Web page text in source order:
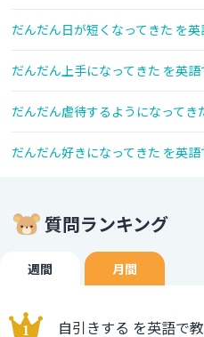
だんだん日が短くなってきた を
だんだん上手になってきた を英語
だんだん虐待するようになってき
だんだん好きになってきた を英語
質問ランキング
週間 月間
自引きする を英語で